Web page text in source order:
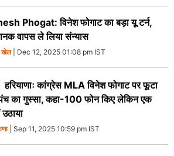
Phogat: विनेश फोगाट का बड़ा यू टर्न,
वापस ले लिया संन्यास
खेल| Dec 12, 2025 01:08 pm IST
हरियाणाः कांग्रेस MLA विनेश फोगाट पर फूटा
का गुस्सा, कहा-100 फोन किए लेकिन एक
उठाया
| Sep 11, 2025 10:59 pm IST